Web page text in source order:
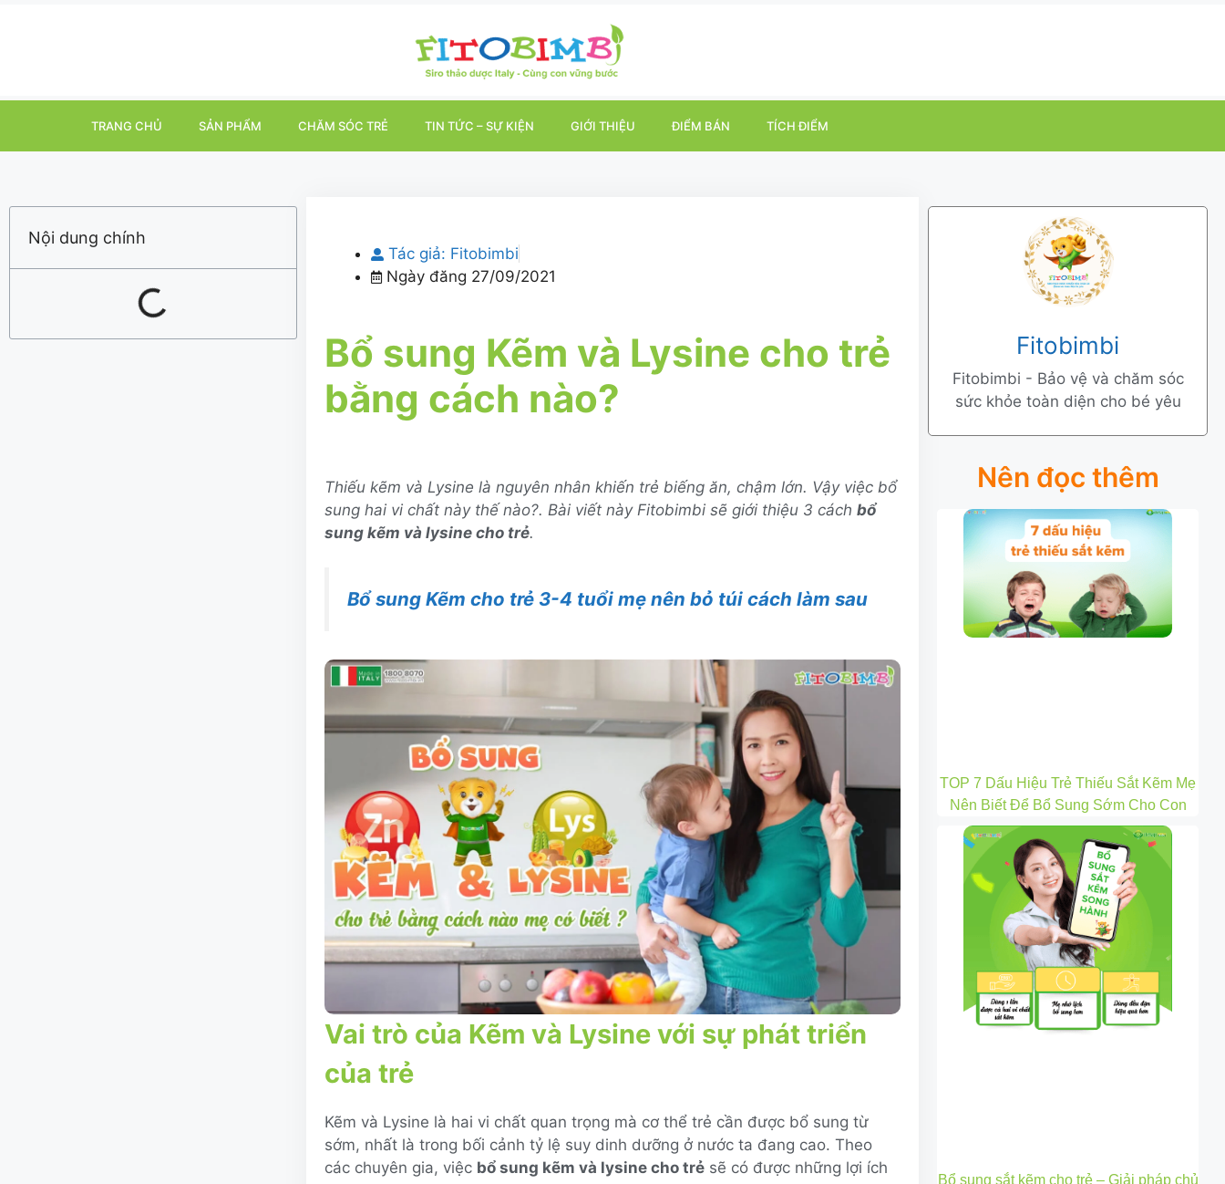
TRANG CHỦ SẢN PHẨM CHĂM SÓC TRẺ TIN TỨC – SỰ KIỆN GIỚI THIỆU ĐIỂM BÁN TÍCH ĐIỂM
Nội dung chính
Tác giả: Fitobimbi
Ngày đăng 27/09/2021
Bổ sung Kẽm và Lysine cho trẻ
bằng cách nào?
Thiếu kẽm và Lysine là nguyên nhân khiến trẻ biếng ăn, chậm lớn. Vậy việc bổ
sung hai vi chất này thế nào?. Bài viết này Fitobimbi sẽ giới thiệu 3 cách bổ
sung kẽm và lysine cho trẻ.
Bổ sung Kẽm cho trẻ 3-4 tuổi mẹ nên bỏ túi cách làm sau
Vai trò của Kẽm và Lysine với sự phát triển
của trẻ
Kẽm và Lysine là hai vi chất quan trọng mà cơ thể trẻ cần được bổ sung từ
sớm, nhất là trong bối cảnh tỷ lệ suy dinh dưỡng ở nước ta đang cao. Theo
các chuyên gia, việc bổ sung kẽm và lysine cho trẻ sẽ có được những lợi ích
Fitobimbi
Fitobimbi - Bảo vệ và chăm sóc
sức khỏe toàn diện cho bé yêu
Nên đọc thêm
TOP 7 Dấu Hiệu Trẻ Thiếu Sắt Kẽm Mẹ
Nên Biết Để Bổ Sung Sớm Cho Con
Bổ sung sắt kẽm cho trẻ – Giải pháp chủ